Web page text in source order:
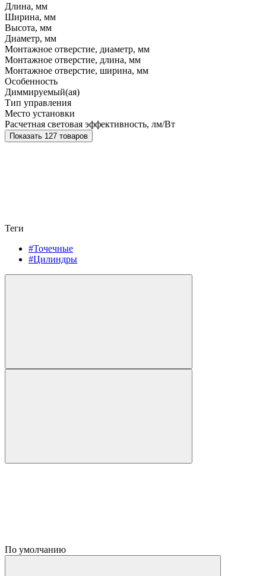
Длина, мм
Ширина, мм
Высота, мм
Диаметр, мм
Монтажное отверстие, диаметр, мм
Монтажное отверстие, длина, мм
Монтажное отверстие, ширина, мм
Особенность
Диммируемый(ая)
Тип управления
Место установки
Расчетная световая эффективность, лм/Вт
Показать 127 товаров
Теги
#Точечные
#Цилиндры
По умолчанию